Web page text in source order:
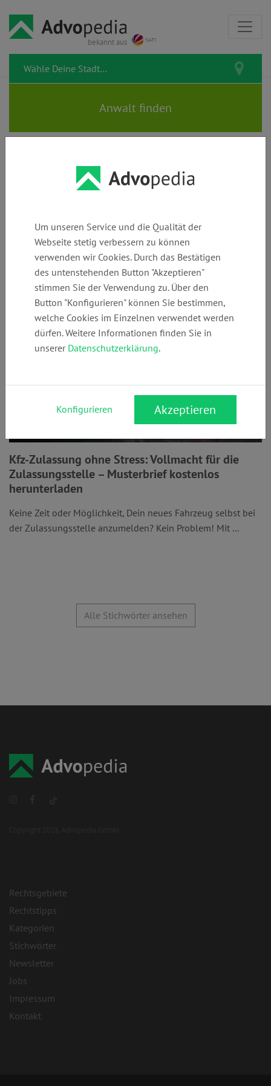
bekannt aus
Rechtstipps zum Thema
Vollmacht
Kfz-Zulassung ohne Stress: Vollmacht für die
Zulassungsstelle – Musterbrief kostenlos
herunterladen
Keine Zeit oder Möglichkeit, Dein neues Fahrzeug selbst bei
der Zulassungsstelle anzumelden? Kein Problem! Mit ...
Alle Stichwörter ansehen
Rechtsgebiete
Rechtstipps
Kategorien
Stichwörter
Newsletter
Jobs
Impressum
Kontakt
Um unseren Service und die Qualität der
Webseite stetig verbessern zu können
verwenden wir Cookies. Durch das Bestätigen
des untenstehenden Button "Akzeptieren"
stimmen Sie der Verwendung zu. Über den
Button "Konfigurieren" können Sie bestimmen,
welche Cookies im Einzelnen verwendet werden
dürfen. Weitere Informationen finden Sie in
unserer Datenschutzerklärung.
Konfigurieren Akzeptieren